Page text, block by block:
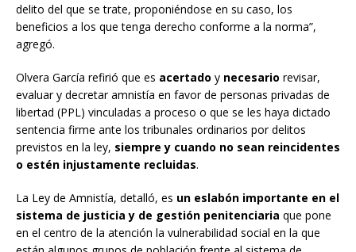
delito del que se trate, proponiéndose en su caso, los
beneficios a los que tenga derecho conforme a la norma”,
agregó.
Olvera García refirió que es acertado y necesario revisar,
evaluar y decretar amnistía en favor de personas privadas de
libertad (PPL) vinculadas a proceso o que se les haya dictado
sentencia firme ante los tribunales ordinarios por delitos
previstos en la ley, siempre y cuando no sean reincidentes
o estén injustamente recluidas.
La Ley de Amnistía, detalló, es un eslabón importante en el
sistema de justicia y de gestión penitenciaria que pone
en el centro de la atención la vulnerabilidad social en la que